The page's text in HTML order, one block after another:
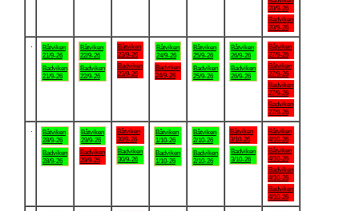
20/9-26
Badviken
20/9-26
Båtviken
21/9-26
Badviken
21/9-26
Båtviken
22/9-26
Badviken
22/9-26
Båtviken
23/9-26
Badviken
23/9-26
Båtviken
24/9-26
Badviken
24/9-26
Båtviken
25/9-26
Badviken
25/9-26
Båtviken
26/9-26
Badviken
26/9-26
Båtviken
27/9-26
Båtviken
27/9-26
Badviken
27/9-26
Badviken
27/9-26
Båtviken
28/9-26
Badviken
28/9-26
Båtviken
29/9-26
Badviken
29/9-26
Båtviken
30/9-26
Badviken
30/9-26
Båtviken
1/10-26
Badviken
1/10-26
Båtviken
2/10-26
Badviken
2/10-26
Båtviken
3/10-26
Badviken
3/10-26
Båtviken
4/10-26
Båtviken
4/10-26
Badviken
4/10-26
Badviken
4/10-26